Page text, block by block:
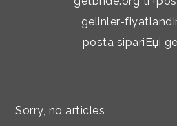
gelinler-
posta sipariЕџi
Sorry, no articles